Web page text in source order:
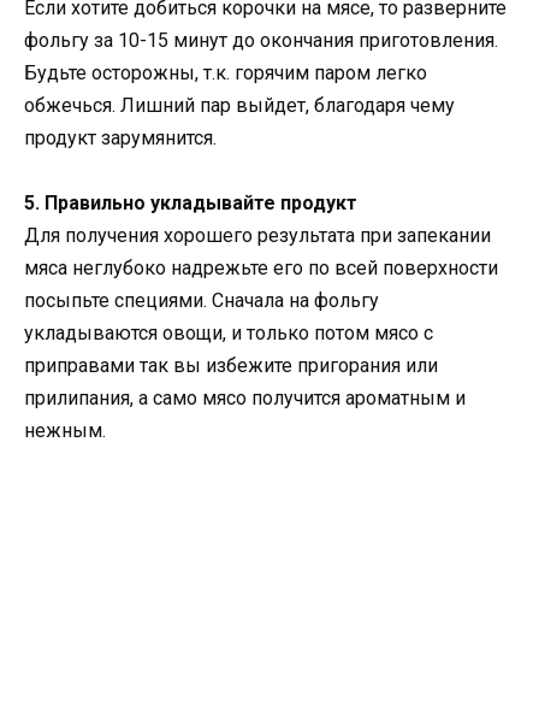
Если хотите добиться корочки на мясе, то разверните
фольгу за 10-15 минут до окончания приготовления.
Будьте осторожны, т.к. горячим паром легко
обжечься. Лишний пар выйдет, благодаря чему
продукт зарумянится.
5. Правильно укладывайте продукт
Для получения хорошего результата при запекании
мяса неглубоко надрежьте его по всей поверхности
посыпьте специями. Сначала на фольгу
укладываются овощи, и только потом мясо с
приправами так вы избежите пригорания или
прилипания, а само мясо получится ароматным и
нежным.